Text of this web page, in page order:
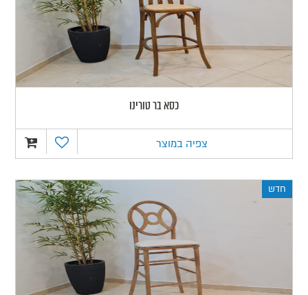
כסא בר טורינו
צפיה במוצר
חדש